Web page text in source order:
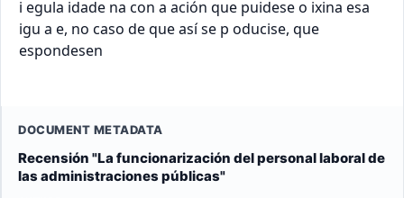
DOCUMENT METADATA
Recensión "La funcionarización del personal laboral de
las administraciones públicas"